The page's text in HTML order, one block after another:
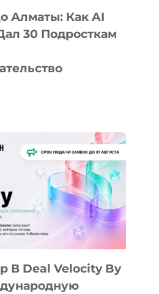
Алматы: Как AI
30 Подросткам
В Deal Velocity By